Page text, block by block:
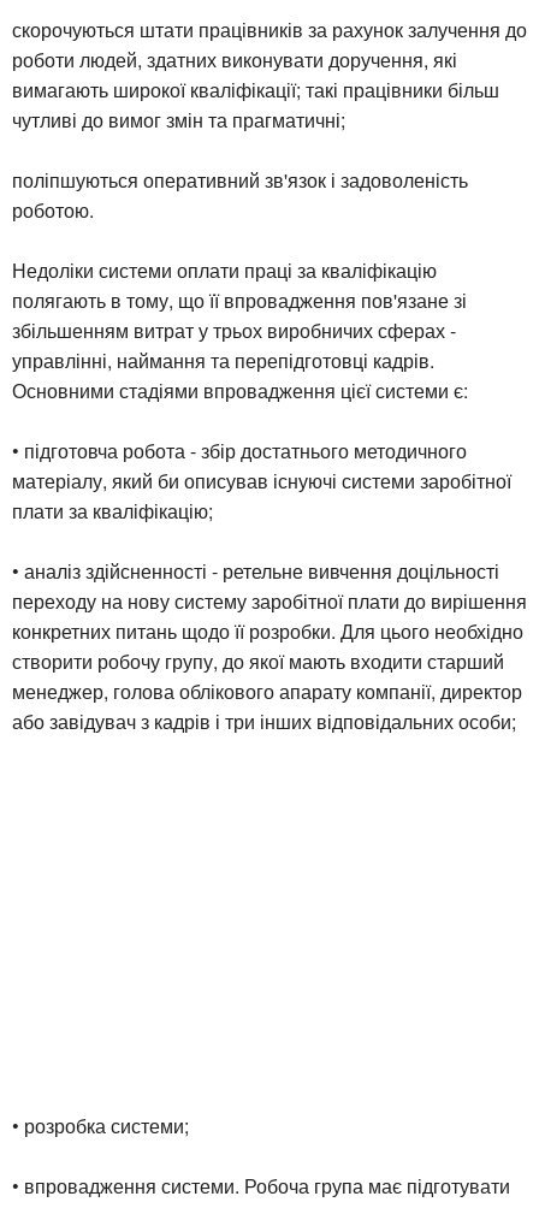
скорочуються штати працівників за рахунок залучення до
роботи людей, здатних виконувати доручення, які
вимагають широкої кваліфікації; такі працівники більш
чутливі до вимог змін та прагматичні;
поліпшуються оперативний зв'язок і задоволеність
роботою.
Недоліки системи оплати праці за кваліфікацію
полягають в тому, що її впровадження пов'язане зі
збільшенням витрат у трьох виробничих сферах -
управлінні, наймання та перепідготовці кадрів.
Основними стадіями впровадження цієї системи є:
• підготовча робота - збір достатнього методичного
матеріалу, який би описував існуючі системи заробітної
плати за кваліфікацію;
• аналіз здійсненності - ретельне вивчення доцільності
переходу на нову систему заробітної плати до вирішення
конкретних питань щодо її розробки. Для цього необхідно
створити робочу групу, до якої мають входити старший
менеджер, голова облікового апарату компанії, директор
або завідувач з кадрів і три інших відповідальних особи;
• розробка системи;
• впровадження системи. Робоча група має підготувати